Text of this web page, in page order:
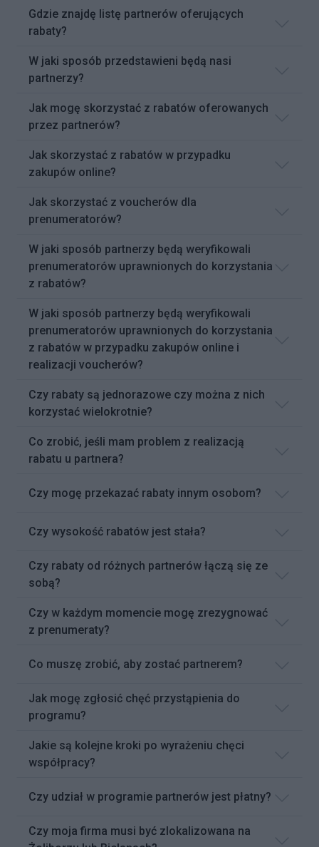
Gdzie znajdę listę partnerów oferujących
rabaty?
W jaki sposób przedstawieni będą nasi
partnerzy?
Jak mogę skorzystać z rabatów oferowanych
przez partnerów?
Jak skorzystać z rabatów w przypadku
zakupów online?
Jak skorzystać z voucherów dla
prenumeratorów?
W jaki sposób partnerzy będą weryfikowali
prenumeratorów uprawnionych do korzystania
z rabatów?
W jaki sposób partnerzy będą weryfikowali
prenumeratorów uprawnionych do korzystania
z rabatów w przypadku zakupów online i
realizacji voucherów?
Czy rabaty są jednorazowe czy można z nich
korzystać wielokrotnie?
Co zrobić, jeśli mam problem z realizacją
rabatu u partnera?
Czy mogę przekazać rabaty innym osobom?
Czy wysokość rabatów jest stała?
Czy rabaty od różnych partnerów łączą się ze
sobą?
Czy w każdym momencie mogę zrezygnować
z prenumeraty?
Co muszę zrobić, aby zostać partnerem?
Jak mogę zgłosić chęć przystąpienia do
programu?
Jakie są kolejne kroki po wyrażeniu chęci
współpracy?
Czy udział w programie partnerów jest płatny?
Czy moja firma musi być zlokalizowana na